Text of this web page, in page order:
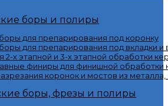
боры и полиры
для препарирования под коронку
для препарирования под вкладки и
2-х этапной и 3-х этапной обработки
финиры для финишной обработки
коронок и мостов из
боры, фрезы и полиры